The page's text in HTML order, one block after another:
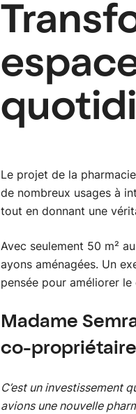
Le projet de la
de nombreux usages à
tout en donnant une
Avec seulement 50 m²
ayons aménagées. Un
pensée pour améliorer
Madame
co-
C’est un investissement
avions une nouvelle